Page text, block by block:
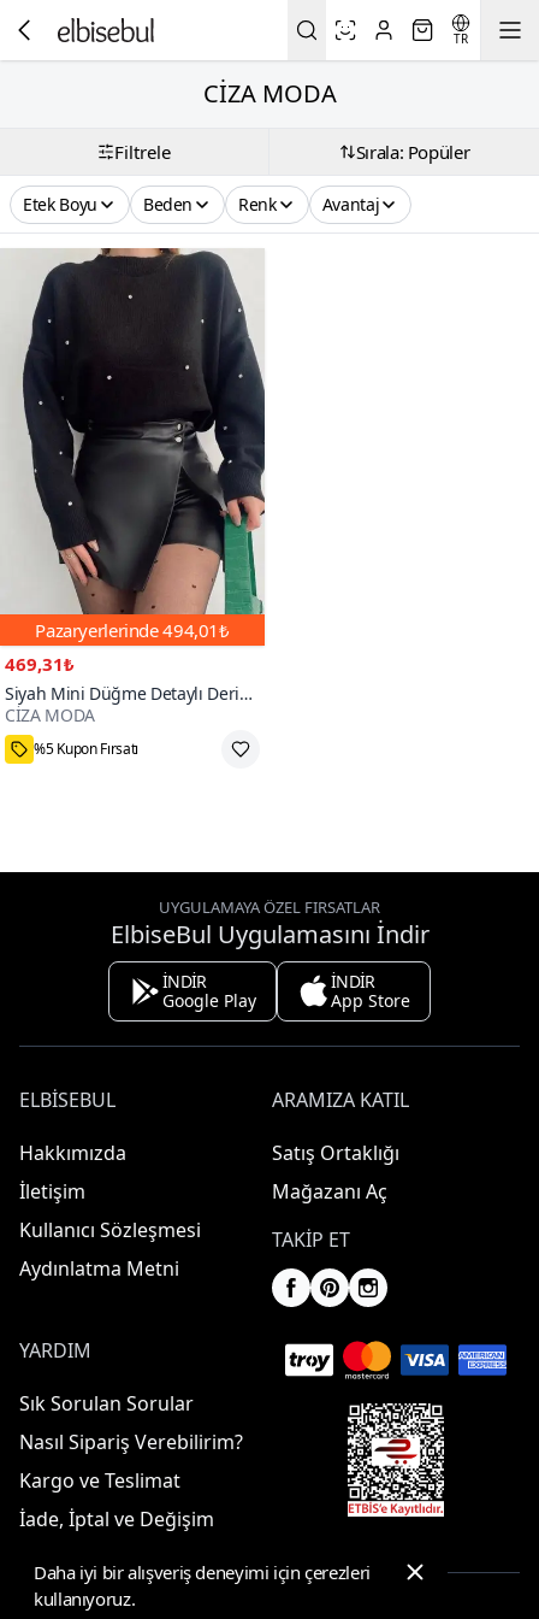
TR
CİZA MODA
Filtrele Sırala: Popüler
Etek Boyu Beden Renk Avantaj
Pazaryerlerinde494,01₺
469,31₺
Siyah Mini Düğme Detaylı Deri
Şort Etek
CİZA MODA
33000+
%5 Kupon Fırsatı
UYGULAMAYA ÖZEL FIRSATLAR
ElbiseBul Uygulamasını İndir
İNDİR
Google Play
İNDİR
App Store
ELBISEBUL
Hakkımızda
İletişim
Kullanıcı Sözleşmesi
Aydınlatma Metni
ARAMIZA KATIL
Satış Ortaklığı
Mağazanı Aç
TAKIP ET
YARDIM
Sık Sorulan Sorular
Nasıl Sipariş Verebilirim?
Kargo ve Teslimat
İade, İptal ve Değişim
Daha iyi bir alışveriş deneyimi için çerezleri
kullanıyoruz.